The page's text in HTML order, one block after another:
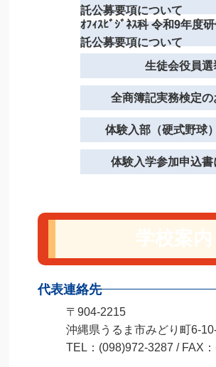
託公募要項について
ｵﾌｨｽﾋﾞｼﾞﾈｽ科 令和9年度
託公募要項について
生徒会役員選
全商簿記実務検定の
体験入部（硬式野球
体験入学参加申込書
代表連絡先
〒904-2215
沖縄県うるま市みどり町6-
TEL：(098)972-3287 / FAX